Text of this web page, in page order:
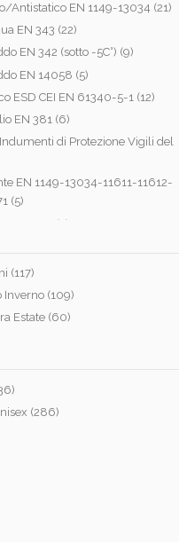
Antistatico EN 1149-13034 (21)
EN 343 (22)
EN 342 (sotto -5C°) (9)
EN 14058 (5)
ESD CEI EN 61340-5-1 (12)
EN 381 (6)
di Protezione Vigili del
EN 1149-13034-11611-11612-
(5)
EN 14116
(2)
11611-11612
EN 1149-13034-11611-11612-
Migliorata EN 17353
(117)
Inverno (109)
Estate (60)
(286)